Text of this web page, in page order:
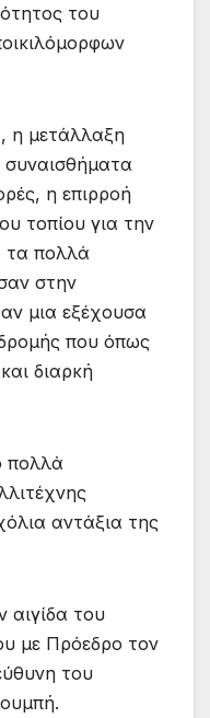
του
η μετάλλαξη
η επιρροή
τοπίου για την
τα πολλά
στην
μια εξέχουσα
που όπως
διαρκή
πολλά
αντάξια της
αιγίδα του
με Πρόεδρο τον
του